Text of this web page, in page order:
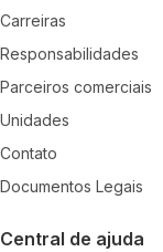
Carreiras
Responsabilidades
Parceiros comerciais
Unidades
Contato
Documentos Legais
Central de ajuda